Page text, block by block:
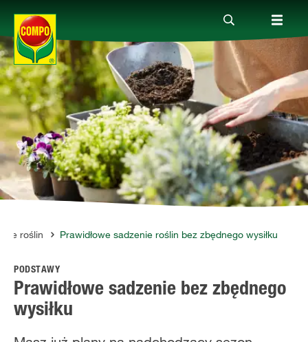
Produkty
Porady
Aktualne tematy
Kontakt
O nas
roślin Prawidłowe sadzenie roślin bez zbędnego wysiłku
PODSTAWY
Prawidłowe sadzenie bez zbędnego
wysiłku